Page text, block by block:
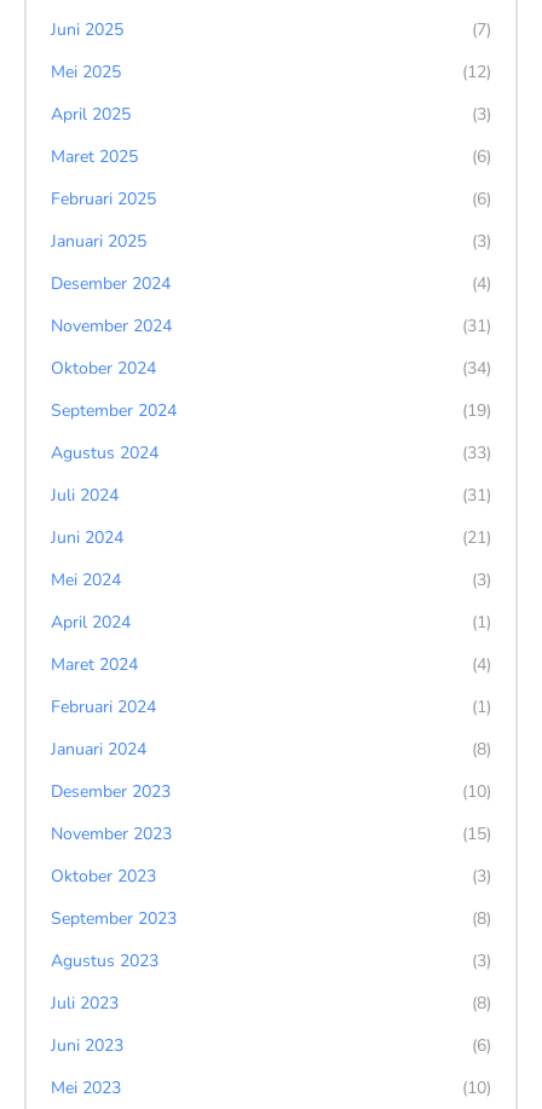
Juni 2025
(7)
Mei 2025
(12)
April 2025
(3)
Maret 2025
(6)
Februari 2025
(6)
Januari 2025
(3)
Desember 2024
(4)
November 2024
(31)
Oktober 2024
(34)
September 2024
(19)
Agustus 2024
(33)
Juli 2024
(31)
Juni 2024
(21)
Mei 2024
(3)
April 2024
(1)
Maret 2024
(4)
Februari 2024
(1)
Januari 2024
(8)
Desember 2023
(10)
November 2023
(15)
Oktober 2023
(3)
September 2023
(8)
Agustus 2023
(3)
Juli 2023
(8)
Juni 2023
(6)
Mei 2023
(10)